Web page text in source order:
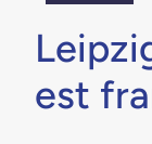
est